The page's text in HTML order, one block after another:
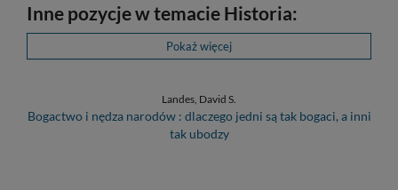
Inne pozycje w temacie Historia:
Pokaż więcej
Landes, David S.
Bogactwo i nędza narodów : dlaczego jedni są tak bogaci, a inni
tak ubodzy